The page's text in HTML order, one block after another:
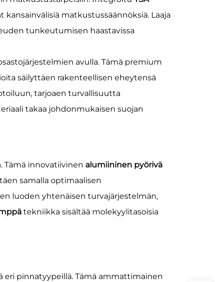
matkustussäännöksiä. Laaja
tunkeutumisen haastavissa
avulla. Tämä premium
säilyttäen rakenteellisen eheytensä
tarjoaen turvallisuutta
takaa johdonmukaisen suojan
Tämä innovatiivinen alumiininen pyörivä
samalla optimaalisen
luoden yhtenäisen turvajärjestelmän,
tekniikka sisältää molekyylitasoisia
pinnatyypeillä. Tämä ammattimainen